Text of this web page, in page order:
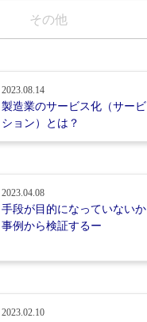
その他
2023.08.14
製造業のサービス化（サー
ション）とは？
2023.04.08
手段が目的になっていない
事例から検証するー
2023.02.10